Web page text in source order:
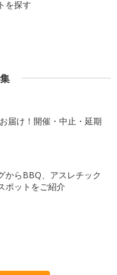
を探す
届け！開催・中止・延期
からBBQ、アスレチック
ポットをご紹介